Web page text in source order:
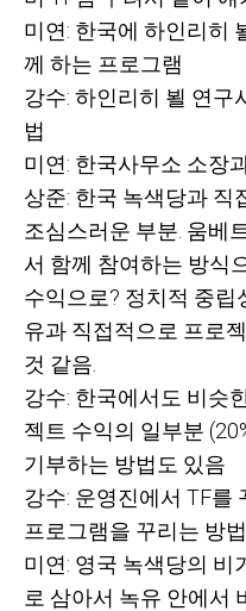
미연: 한국에 하인리히
께 하는 프로그램
강수: 하인리히 뵐 연구
법
미연: 한국사무소 소장
상준: 한국 녹색당과 직
조심스러운 부분. 움베
서 함께 참여하는 방식
수익으로? 정치적 중립
유과 직접적으로 프로
것 같음.
강수: 한국에서도 비슷
젝트 수익의 일부분
기부하는 방법도 있음
강수: 운영진에서 TF를
프로그램을 꾸리는 방
미연: 영국 녹색당의 비
로 삼아서 녹유 안에서